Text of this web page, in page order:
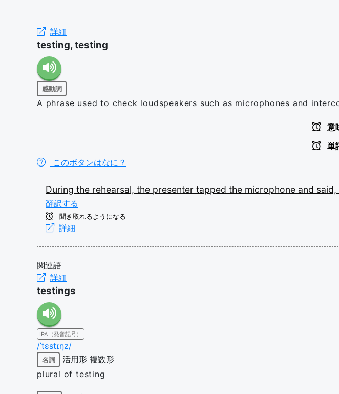
詳細
testing, testing
感動詞
A phrase used to check loudspeakers such as microphones and
意
単
このボタンはなに？
During the rehearsal, the presenter tapped the microphone and said,
翻訳する
聞き取れるようになる
詳細
関連語
詳細
testings
IPA（発音記号）
/ˈtɛstɪŋz/
名詞 活用形 複数形
plural of testing